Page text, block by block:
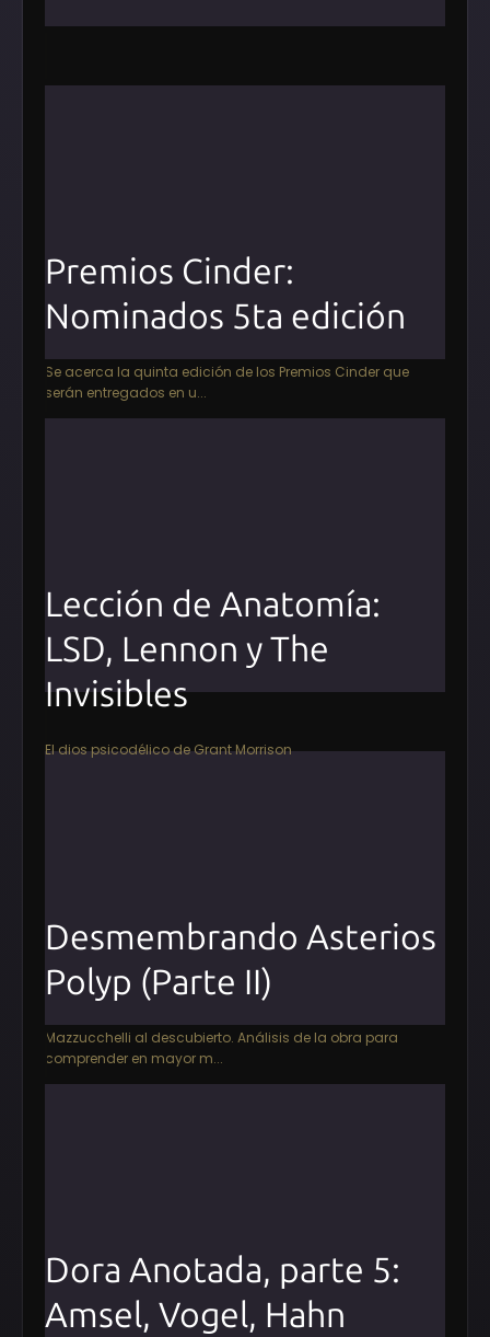
Premios Cinder:
Nominados 5ta edición
Se acerca la quinta edición de los Premios Cinder que
serán entregados en u...
Lección de Anatomía:
LSD, Lennon y The
Invisibles
El dios psicodélico de Grant Morrison
Desmembrando Asterios
Polyp (Parte II)
Mazzucchelli al descubierto. Análisis de la obra para
comprender en mayor m...
Dora Anotada, parte 5:
Amsel, Vogel, Hahn